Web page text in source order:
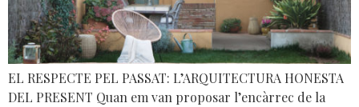
EL RESPECTE PEL PASSAT: L’ARQUITECTURA HONESTA
DEL PRESENT Quan em van proposar l’encàrrec de la